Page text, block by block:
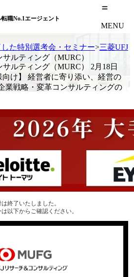
職No.1エージェント
MENU
た特別選考会・セミナー>三菱UFJ
ルティング（MURC）
ルティング（MURC） 2月18日
け】 経営者に寄り添い、経営の
業戦略・変革コンサルティングの
終了いたしました。
以下からご確認ください。